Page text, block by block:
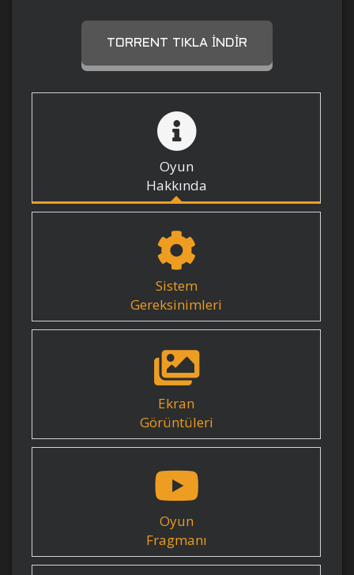
TORRENT TIKLA İNDIR
Oyun
Hakkında
Sistem
Gereksinimleri
Ekran
Görüntüleri
Oyun
Fragmanı